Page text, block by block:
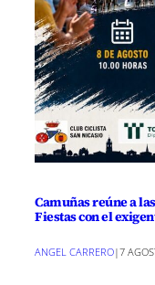
Camuñas reúne a
Fiestas con el
ANGEL CARRERO|7